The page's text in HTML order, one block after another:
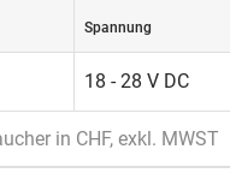
Spannung
18 - 28 V DC
in CHF, exkl. MWST